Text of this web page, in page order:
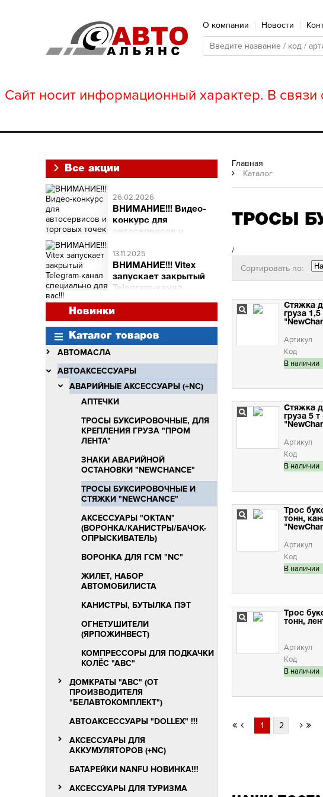
О компании Новости
Сайт носит информационный характер. В
Все акции
26.02.2026
ВНИМАНИЕ!!! Видео-
конкурс для
автосервисов и
ВНИМАНИЕ!!! Видео-
конкурс для автосервисов
и торговых точек
Сними видео с Vitex -
Quantum Molibden
13.11.2025
ВНИМАНИЕ!!! Vitex
запускает закрытый
Telegram-канал
ВНИМАНИЕ!!!
Telegram-канал
специально для вас!!!
Новинки
Каталог товаров
АВТОМАСЛА
АВТОАКСЕССУАРЫ
АВАРИЙНЫЕ АКСЕССУАРЫ (+NC)
АПТЕЧКИ
ТРОСЫ БУКСИРОВОЧНЫЕ, ДЛЯ
КРЕПЛЕНИЯ ГРУЗА "ПРОМ
ЛЕНТА"
ЗНАКИ АВАРИЙНОЙ
ОСТАНОВКИ "NEWCHANCE"
ТРОСЫ БУКСИРОВОЧНЫЕ И
СТЯЖКИ "NEWCHANCE"
АКСЕССУАРЫ "OKTAN"
(ВОРОНКА/КАНИСТРЫ/БАЧОК-
ОПРЫСКИВАТЕЛЬ)
ВОРОНКА ДЛЯ ГСМ "NC"
ЖИЛЕТ, НАБОР
АВТОМОБИЛИСТА
КАНИСТРЫ, БУТЫЛКА ПЭТ
ОГНЕТУШИТЕЛИ
(ЯРПОЖИНВЕСТ)
КОМПРЕССОРЫ ДЛЯ ПОДКАЧКИ
КОЛЁС "АВС"
ДОМКРАТЫ "АВС" (ОТ
ПРОИЗВОДИТЕЛЯ
"БЕЛАВТОКОМПЛЕКТ")
АВТОАКСЕССУАРЫ "DOLLEX" !!!
АКСЕССУАРЫ ДЛЯ
АККУМУЛЯТОРОВ (+NC)
БАТАРЕЙКИ NANFU НОВИНКА!!!
АКСЕССУАРЫ ДЛЯ ТУРИЗМА
Главная
Каталог
ТРОСЫ
/
Сортировать по:
Стяжка
груза 1,5
Артикул
Код
В наличии
Стяжка
груза 5 т
Артикул
Код
В наличии
Трос
тонн,
Артикул
Код
В наличии
Трос
тонн,
Артикул
Код
В наличии
1 2